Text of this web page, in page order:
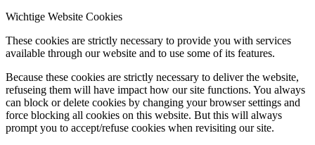
Wichtige Website Cookies
These cookies are strictly necessary to provide you with services
available through our website and to use some of its features.
Because these cookies are strictly necessary to deliver the website,
refuseing them will have impact how our site functions. You always
can block or delete cookies by changing your browser settings and
force blocking all cookies on this website. But this will always
prompt you to accept/refuse cookies when revisiting our site.